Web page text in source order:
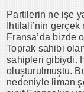
Partilerin ne işe
İhtilali’nin
Fransa’da bizde
Toprak sahibi
sahipleri gibiydi.
oluşturulmuştu.
nedeniyle liman